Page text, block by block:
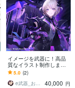
イメージを武器に！高品
質なイラスト制作します
配信イラスト、立ち絵、
キャラデザまで幅広くお
まかせください！
5.0 (2)
e武器_お仕事募集中！
40,000 円